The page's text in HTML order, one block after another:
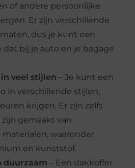
of andere persoonlijke
Er zijn verschillende
dus je kunt een
dat bij je auto en je bagage
veel stijlen – Je kunt een
in verschillende stijlen,
krijgen. Er zijn zelfs
gemaakt van
waaronder
en kunststof.
duurzaam – Een dakkoffer